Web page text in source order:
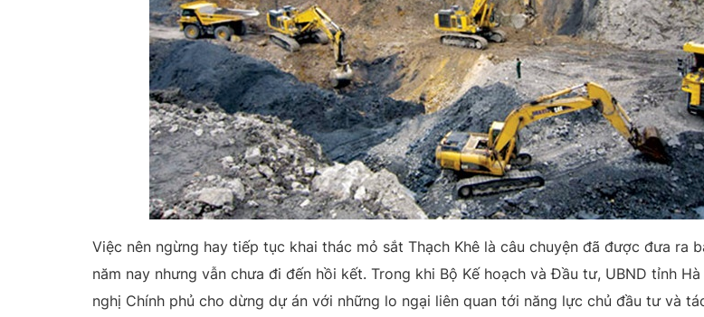
Việc nên ngừng hay tiếp tục khai thác mỏ sắt Thạch Khê là câu chuyện đã được đưa ra
năm nay nhưng vẫn chưa đi đến hồi kết. Trong khi Bộ Kế hoạch và Đầu tư, UBND tỉnh
nghị Chính phủ cho dừng dự án với những lo ngại liên quan tới năng lực chủ đầu tư và